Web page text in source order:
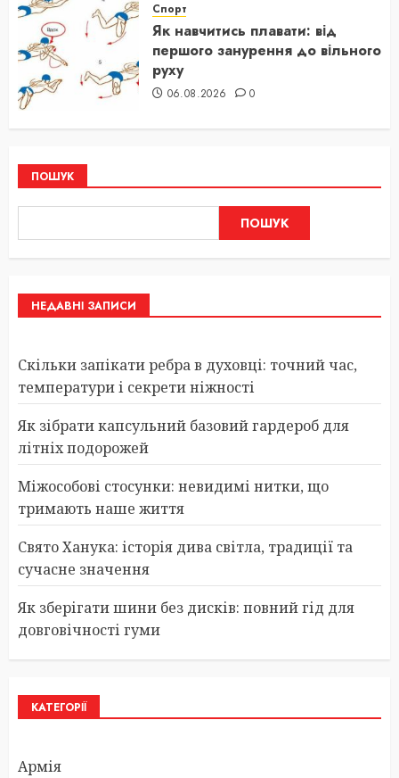
Спорт
Як навчитись плавати: від
першого занурення до вільного
руху
06.08.2026 0
ПОШУК
ПОШУК
НЕДАВНІ ЗАПИСИ
Скільки запікати ребра в духовці: точний час,
температури і секрети ніжності
Як зібрати капсульний базовий гардероб для
літніх подорожей
Міжособові стосунки: невидимі нитки, що
тримають наше життя
Свято Ханука: історія дива світла, традиції та
сучасне значення
Як зберігати шини без дисків: повний гід для
довговічності гуми
КАТЕГОРІЇ
Армія